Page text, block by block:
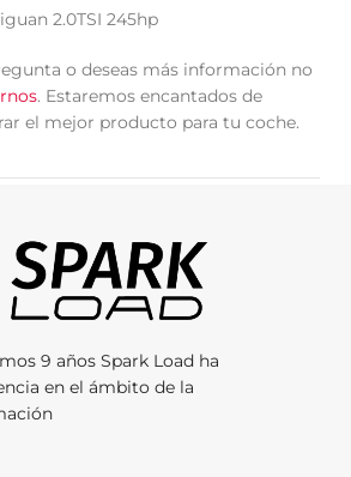
2.0TSI 245hp
o deseas más información no
. Estaremos encantados de
el mejor producto para tu coche.
9 años Spark Load ha
en el ámbito de la